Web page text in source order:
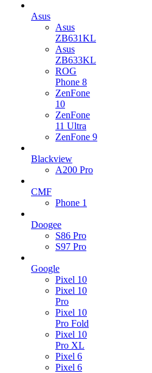
Asus
Asus
ZB631KL
Asus
ZB633KL
ROG
Phone 8
ZenFone
10
ZenFone
11 Ultra
ZenFone 9
Blackview
A200 Pro
CMF
Phone 1
Doogee
S86 Pro
S97 Pro
Google
Pixel 10
Pixel 10
Pro
Pixel 10
Pro Fold
Pixel 10
Pro XL
Pixel 6
Pixel 6